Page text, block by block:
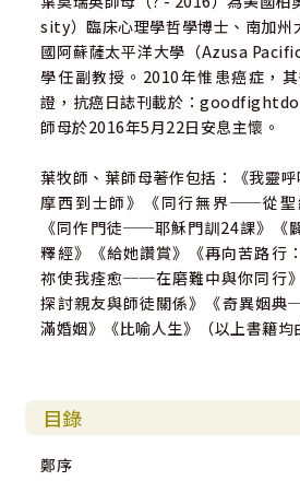
sity）臨床心理學哲學博士、南加州
國阿蘇薩太平洋大學（Azusa
學任副教授。2010年惟患癌症，
證，抗癌日誌刊載於：
師母於2016年5月22日安息主懷。
葉牧師、葉師母著作包括：《我靈
摩西到士師》《同行無界──從聖
《同作門徒──耶穌門訓24課》《
釋經》《給她讚賞》《再向苦路行
祢使我痊愈──在磨難中與你同行
探討親友與師徒關係》《奇異姻
滿婚姻》《比喻人生》（以上書籍均
目錄
鄭序